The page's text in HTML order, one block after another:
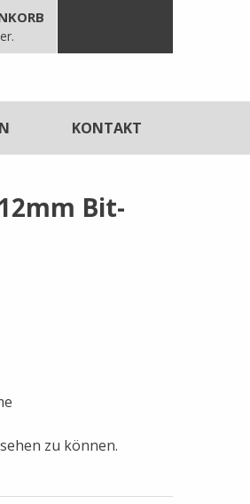
KONTAKT
Bit-
zu können.